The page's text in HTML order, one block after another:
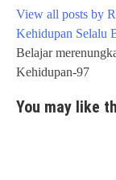
View all posts by
Post
navigation
Kehidupan Selalu
Belajar
Kehidupan-97
You may like